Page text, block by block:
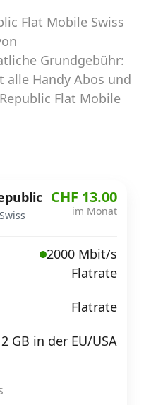
Abo
im neuen Design
Flat Mobile Swiss
Grundgebühr:
alle Handy Abos und
Flat Mobile
CHF 13.00
im Monat
2000 Mbit/s
Flatrate
Flatrate
2 GB in der EU/USA